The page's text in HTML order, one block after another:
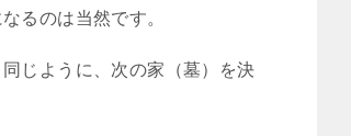
るのは当然です。
じように、次の家（墓）を決